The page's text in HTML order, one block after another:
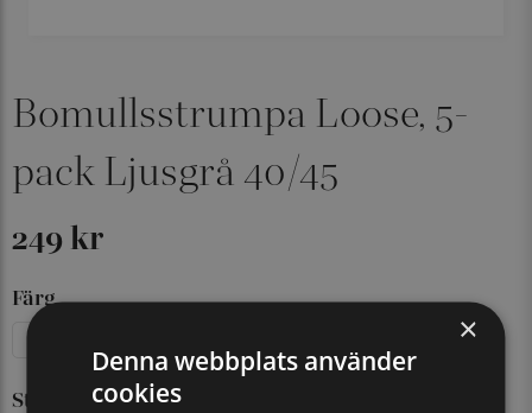
Bomullsstrumpa Loose, 5-
pack Ljusgrå 40/45
249 kr
Färg
Storlek
×
Denna webbplats använder
cookies